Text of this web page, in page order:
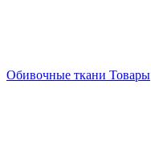
Обивочные ткани Товары